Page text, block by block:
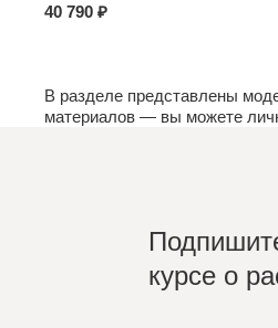
40 790 ₽
В разделе представлены
материалов — вы можете
курсе о